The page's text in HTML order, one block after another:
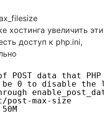
хостинга увеличить эти
доступ к php.ini,
POST data that
be 0 to disable
/post-max-size